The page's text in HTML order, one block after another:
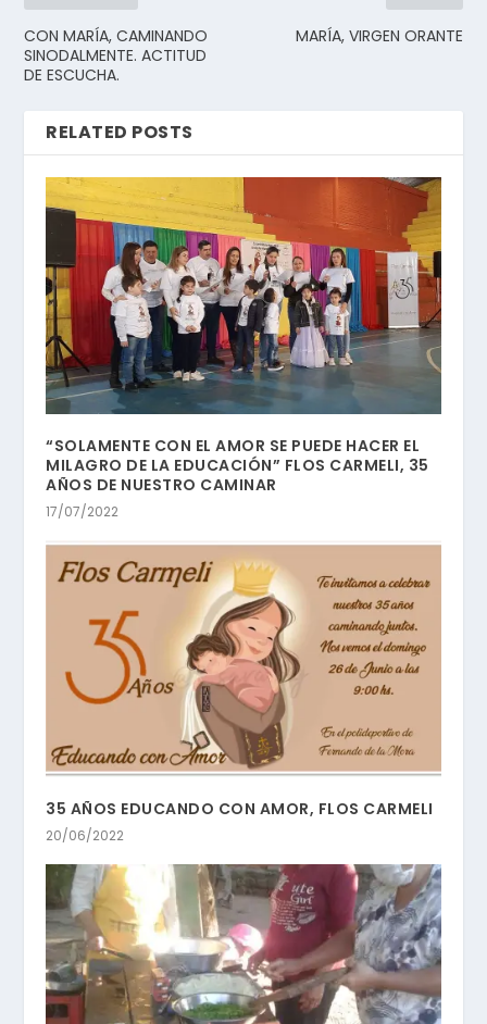
CON MARÍA, CAMINANDO
SINODALMENTE. ACTITUD
DE ESCUCHA.
MARÍA, VIRGEN ORANTE
RELATED POSTS
“SOLAMENTE CON EL AMOR SE PUEDE HACER EL
MILAGRO DE LA EDUCACIÓN” FLOS CARMELI, 35
AÑOS DE NUESTRO CAMINAR
17/07/2022
35 AÑOS EDUCANDO CON AMOR, FLOS CARMELI
20/06/2022